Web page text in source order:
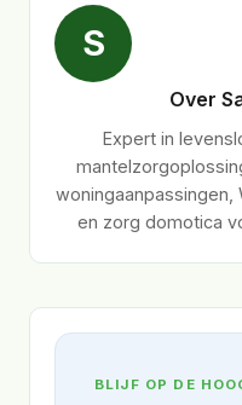
S
Over
Expert in
en zorg domotica
BLIJF OP DE